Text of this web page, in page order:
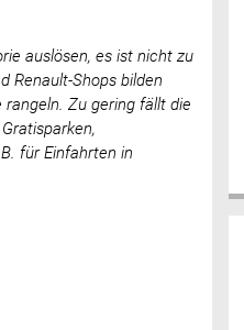
auslösen, es ist nicht zu
Renault-Shops bilden
Zu gering fällt die
für Einfahrten in